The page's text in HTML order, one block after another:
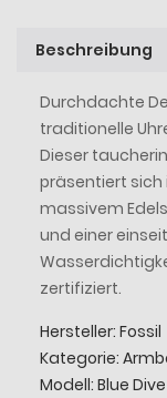
Beschreibung
Durchdachte
traditionelle
Dieser
präsentiert
massivem
und einer
zertifiziert.
Hersteller: Fossil
Kategorie:
Modell: Blue Dive